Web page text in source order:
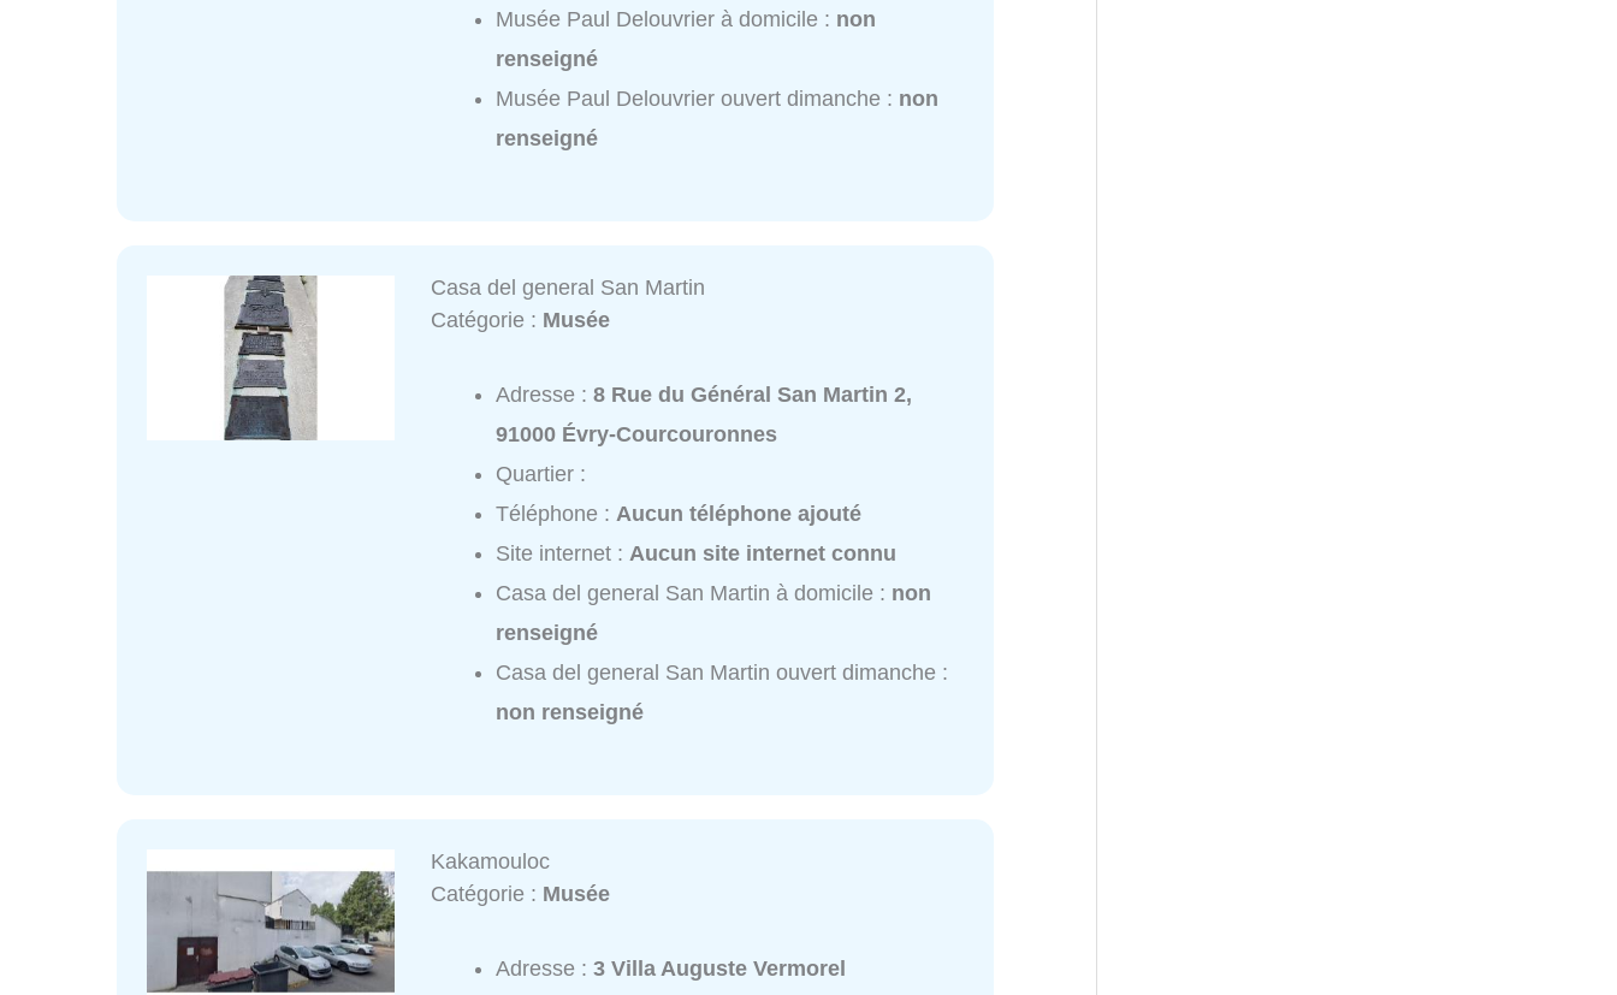
Musée Paul Delouvrier à domicile : non
renseigné
Musée Paul Delouvrier ouvert dimanche : non
renseigné
Casa del general San Martin
Catégorie : Musée
Adresse :8 Rue du Général San Martin 2,
91000 Évry-Courcouronnes
Quartier :
Téléphone : Aucun téléphone ajouté
Site internet : Aucun site internet connu
Casa del general San Martin à domicile : non
renseigné
Casa del general San Martin ouvert dimanche :
non renseigné
Kakamouloc
Catégorie : Musée
Adresse :3 Villa Auguste Vermorel